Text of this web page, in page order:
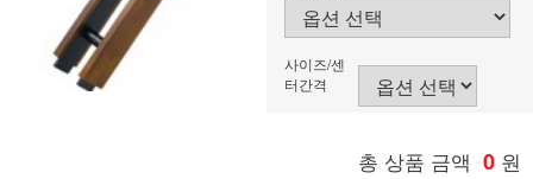
사이즈/센
터간격
총 상품 금액 0 원